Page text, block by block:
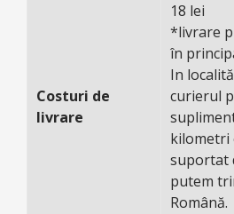
Costuri de
livrare
18 lei
*livrare
în
In
curierul
kilometri
suportat
putem
Română.